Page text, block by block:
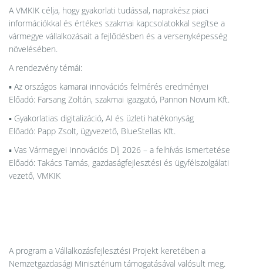
A VMKIK célja, hogy gyakorlati tudással, naprakész piaci
információkkal és értékes szakmai kapcsolatokkal segítse a
vármegye vállalkozásait a fejlődésben és a versenyképesség
növelésében.
A rendezvény témái:
▪️ Az országos kamarai innovációs felmérés eredményei
Előadó: Farsang Zoltán, szakmai igazgató, Pannon Novum Kft.
▪️ Gyakorlatias digitalizáció, AI és üzleti hatékonyság
Előadó: Papp Zsolt, ügyvezető, BlueStellas Kft.
▪️ Vas Vármegyei Innovációs Díj 2026 – a felhívás ismertetése
Előadó: Takács Tamás, gazdaságfejlesztési és ügyfélszolgálati
vezető, VMKIK
A program a Vállalkozásfejlesztési Projekt keretében a
Nemzetgazdasági Minisztérium támogatásával valósult meg.